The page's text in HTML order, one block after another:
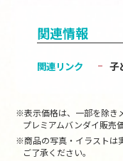
関連情報
関連リンク 子
※表示価格は、一部を除き
プレミアムバンダイ販売
※商品の写真・イラストは
ご了承ください。